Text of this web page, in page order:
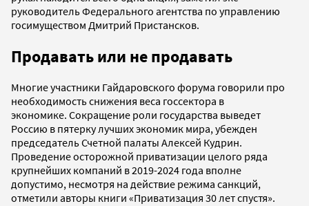
руководитель Федерального агентства по управлению
госимуществом Дмитрий Пристансков.
Продавать или не продавать
Многие участники Гайдаровского форума говорили про
необходимость снижения веса госсектора в
экономике. Сокращение роли государства выведет
Россию в пятерку лучших экономик мира, убежден
председатель Счетной палаты Алексей Кудрин.
Проведение осторожной приватизации целого ряда
крупнейших компаний в 2019-2024 года вполне
допустимо, несмотря на действие режима санкций,
отметили авторы книги «Приватизация 30 лет спустя».